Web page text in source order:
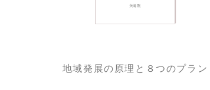
地域発展の原理と８つのプラン